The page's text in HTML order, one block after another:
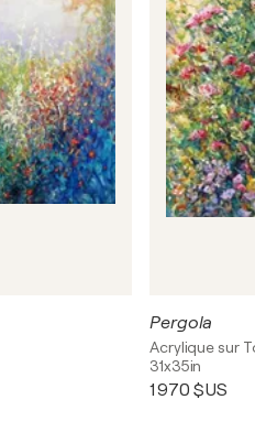
Pergola
Acrylique sur
31x35in
1 970 $US